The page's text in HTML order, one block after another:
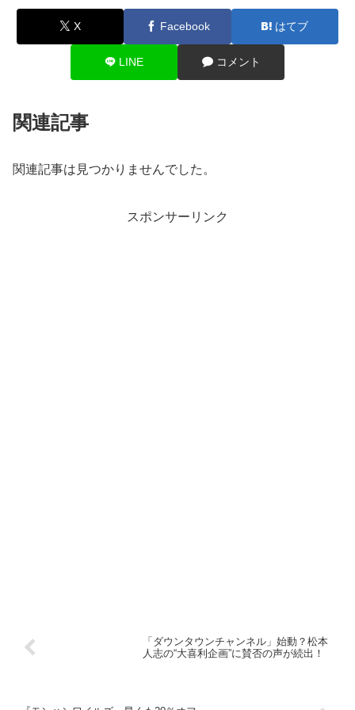
X Facebook はてブ
LINE コメント
関連記事
関連記事は見つかりませんでした。
スポンサーリンク
「ダウンタウンチャンネル」始動？松本
人志の“大喜利企画”に賛否の声が続出！